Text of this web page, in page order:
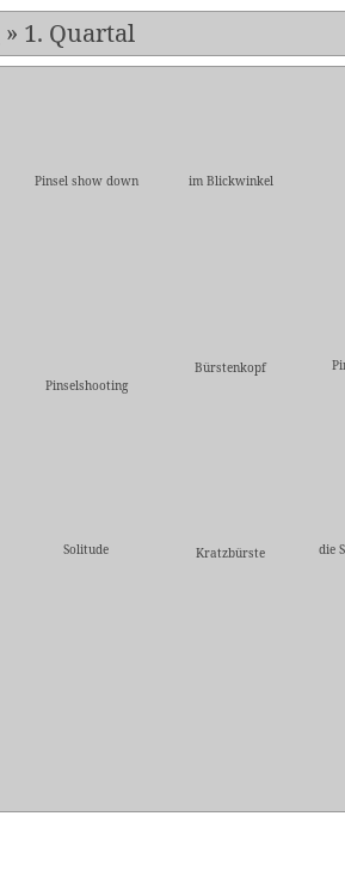
» 1. Quartal
Pinsel show down
im Blickwinkel
Pinselshooting
Bürstenkopf
Solitude Kratzbürste die